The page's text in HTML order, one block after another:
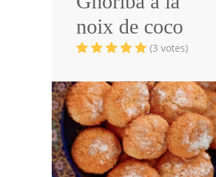
Volailles
Cuisines Orientales
Recettes marocaine
Cuisine Algérienne
Cuisine Tunisienne
noix de coco
(3 votes)